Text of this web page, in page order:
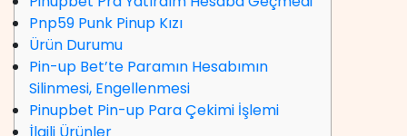
Pnp59 Punk Pinup Kızı
Ürün Durumu
Pin-up Bet’te Paramın Hesabımın
Silinmesi, Engellenmesi
Pinupbet Pin-up Para Çekimi İşlemi